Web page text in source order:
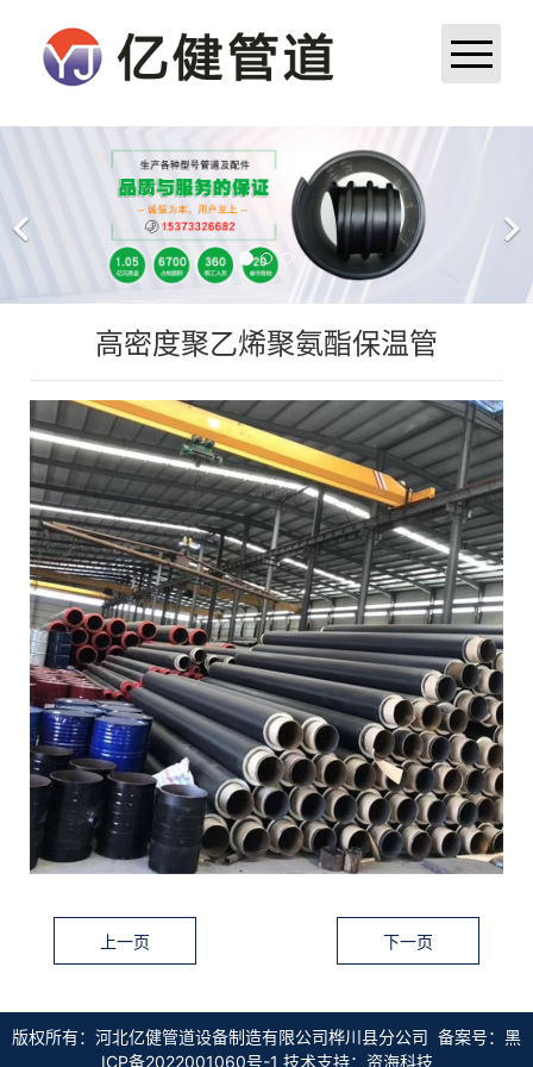
公司简介
成功案例
厂区厂貌
荣誉资质
联系我们
高密度聚乙烯聚氨酯保温管
上一页 下一页
版权所有：河北亿健管道设备制造有限公司桦川县分公司 备案号： 黑
ICP备2022001060号-1 技术支持：资海科技